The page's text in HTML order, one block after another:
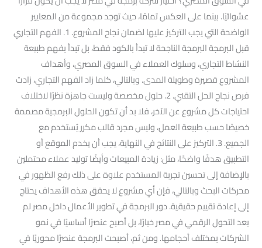
عشوائيًا. بينما على العكس تمامًا، حيث توجد مجموعة من المعايير
الواضحة التي يجب التركيز عليها لضمان نجاح المشروع. 1. الفهم التجاري
قبل البرمجة البرمجة الناجحة لا تبدأ بالكود فقط، بل تبدأ بفهم طبيعة
النشاط التجاري، وسلوك العملاء في السوق المصري، وأهداف
المشروع قصيرة وطويلة المدى. وبالتالي، كلما زاد الفهم التجاري، زادت
فرص نجاح الحل التقني. 2. حلول مخصصة وليست جاهزة نظرًا لاختلاف
احتياجات كل مشروع عن الآخر، فلا بد أن تكون الحلول البرمجية مصممة
خصيصًا حسب طبيعة العمل، وليس مجرد قالب مكرر يُستخدم مع
الجميع. 3. التركيز على النتائج في النهاية، يجب أن يخدم الموقع أو
التطبيق هدفًا واضحًا، مثل: زيادة المبيعات وأيضًا توليد عملاء محتملين
بالإضافة إلى تحسين تجربة المستخدم علاوة على ذلك رفع الظهور في
محركات البحث وبالتالي، فإن أي مشروع لا يحقق هذه الأهداف يحتاج
إلى إعادة تقييم حقيقية. دور البرمجة في تطوير الأعمال داخل مصر لم
يعد التحول الرقمي في مصر خيارًا، بل أصبح عنصرًا أساسيًا في نمو
الشركات بمختلف أحجامها. ومن ثم، أصبحت البرمجة عنصرًا محوريًا في